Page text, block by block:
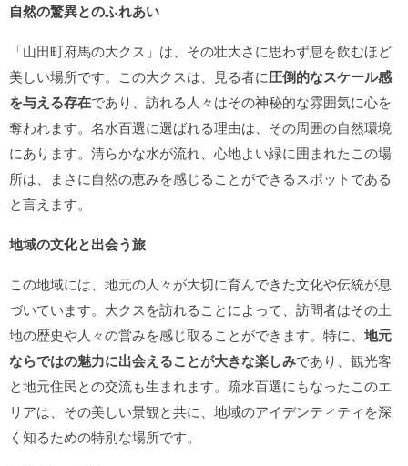
自然の驚異とのふれあい
「山田町府馬の大クス」は、その壮大さに思わず息を飲むほど
美しい場所です。この大クスは、見る者に圧倒的なスケール感
を与える存在であり、訪れる人々はその神秘的な雰囲気に心を
奪われます。名水百選に選ばれる理由は、その周囲の自然環境
にあります。清らかな水が流れ、心地よい緑に囲まれたこの場
所は、まさに自然の恵みを感じることができるスポットである
と言えます。
地域の文化と出会う旅
この地域には、地元の人々が大切に育んできた文化や伝統が息
づいています。大クスを訪れることによって、訪問者はその土
地の歴史や人々の営みを感じ取ることができます。特に、 地元
ならではの魅力に出会えることが大きな楽しみであり、観光客
と地元住民との交流も生まれます。疏水百選にもなったこのエ
リアは、その美しい景観と共に、地域のアイデンティティを深
く知るための特別な場所です。